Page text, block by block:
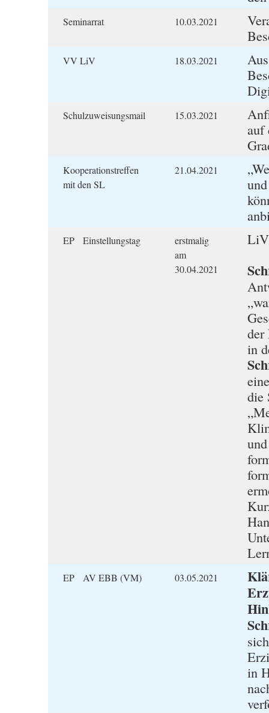
Seminarrat 10.03.2021
VV LiV 18.03.2021
Schulzuweisungsmail 15.03.2021
auf
Kooperationstreffen
mit den SL
21.04.2021
EP Einstellungstag
erstmalig
am
30.04.2021
der
in
die
EP AV EBB (VM) 03.05.2021
in